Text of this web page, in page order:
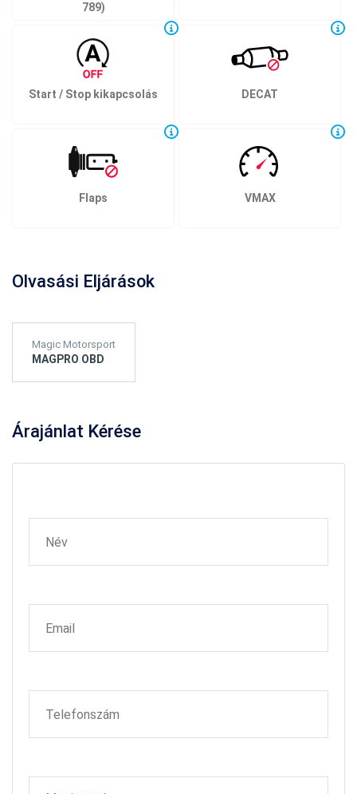
789)
Start / Stop kikapcsolás DECAT
Flaps VMAX
Olvasási Eljárások
Magic Motorsport
MAGPRO OBD
Árajánlat Kérése